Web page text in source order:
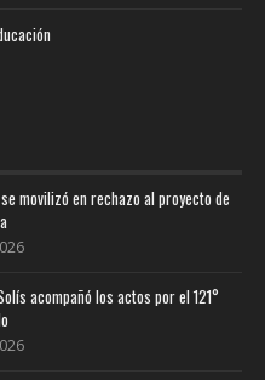
movilizó en rechazo al proyecto de
acompañó los actos por el 121°